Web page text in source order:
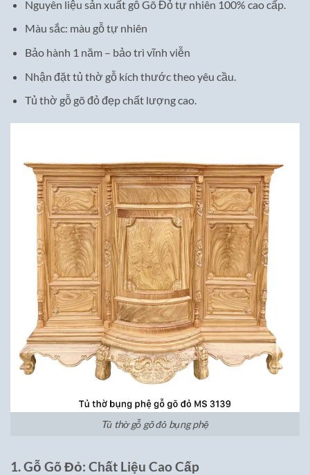
Nguyên liệu sản xuất gỗ Gõ Đỏ tự nhiên 100% cao cấp.
Màu sắc: màu gỗ tự nhiên
Bảo hành 1 năm – bảo trì vĩnh viễn
Nhận đặt tủ thờ gỗ kích thước theo yêu cầu.
Tủ thờ gỗ gõ đỏ đẹp chất lượng cao.
Tủ thờ gỗ gõ đỏ bụng phệ
1. Gỗ Gõ Đỏ: Chất Liệu Cao Cấp